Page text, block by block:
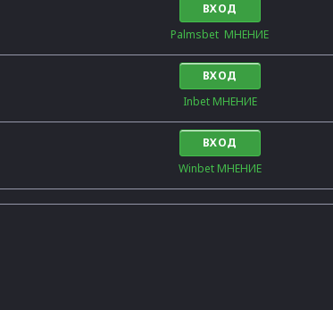
ВХОД
Palmsbet  МНЕНИЕ
ВХОД
Inbet МНЕНИЕ
ВХОД
Winbet МНЕНИЕ